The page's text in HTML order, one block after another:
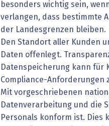
besonders wichtig sein,
verlangen, dass bestimmte
der Landesgrenzen bleiben.
Den Standort aller Kunden
Daten offenlegt.
Datenspeicherung kann für
Compliance-Anforderungen
Mit vorgeschriebenen
Datenverarbeitung und die
Personals konform ist. Dies